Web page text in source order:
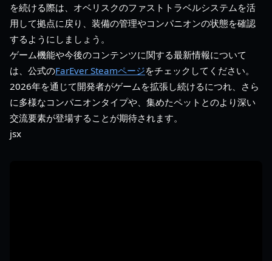
を続ける際は、オベリスクのファストトラベルシステムを活
用して拠点に戻り、装備の管理やコンパニオンの状態を確認
するようにしましょう。
ゲーム機能や今後のコンテンツに関する最新情報について
は、公式のFarEver Steamページをチェックしてください。
2026年を通じて開発者がゲームを拡張し続けるにつれ、さら
に多様なコンパニオンタイプや、集めたペットとのより深い
交流要素が登場することが期待されます。
jsx